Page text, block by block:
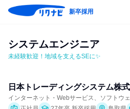
新卒採用
システムエンジニア
未経験歓迎！地域を支えるSEに✨
日本トレーディングシステム株
インターネット・Webサービス、ソフトウ